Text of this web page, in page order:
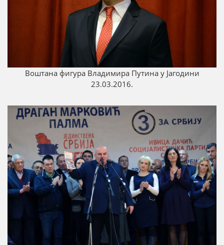
Воштана фигура Владимира Путина у Јагодини
23.03.2016.